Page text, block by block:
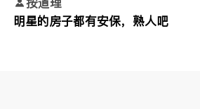
明星的房子都有安保，熟人吧